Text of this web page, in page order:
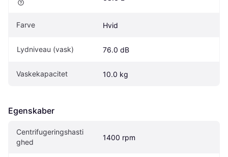
Farve Hvid
Lydniveau (vask) 76.0 dB
Vaskekapacitet 10.0 kg
Egenskaber
Centrifugeringshasti
ghed
1400 rpm